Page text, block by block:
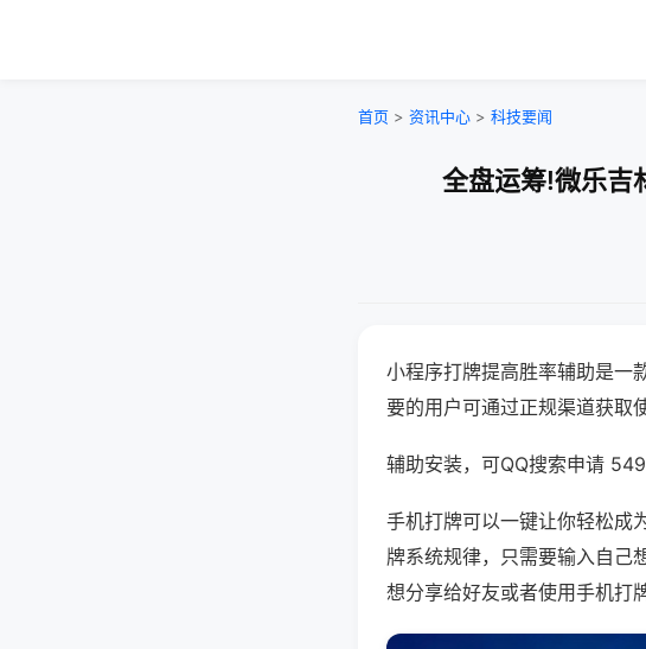
首页 > 资讯中心 > 科技要闻
全盘运筹!微乐吉
小程序打牌提高胜率辅助是一
要的用户可通过正规渠道获取
辅助安装，可QQ搜索申请
手机打牌可以一键让你轻松成
牌系统规律，只需要输入自己
想分享给好友或者使用手机打